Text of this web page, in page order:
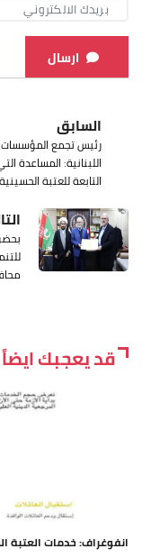
ارسال
السابق
رئيس تجمع المؤسسات
اللبنانية: المساعدة
التابعة للعتبة
قد يعجبك ايضاً
انفوغراف: خدمات العتبة